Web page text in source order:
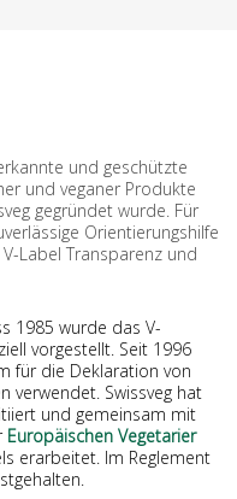
und geschützte
und veganer Produkte
gegründet wurde. Für
Orientierungshilfe
Label Transparenz und
1985 wurde das V-
vorgestellt. Seit 1996
für die Deklaration von
verwendet. Swissveg hat
und gemeinsam mit
Europäischen Vegetarier
erarbeitet. Im Reglement